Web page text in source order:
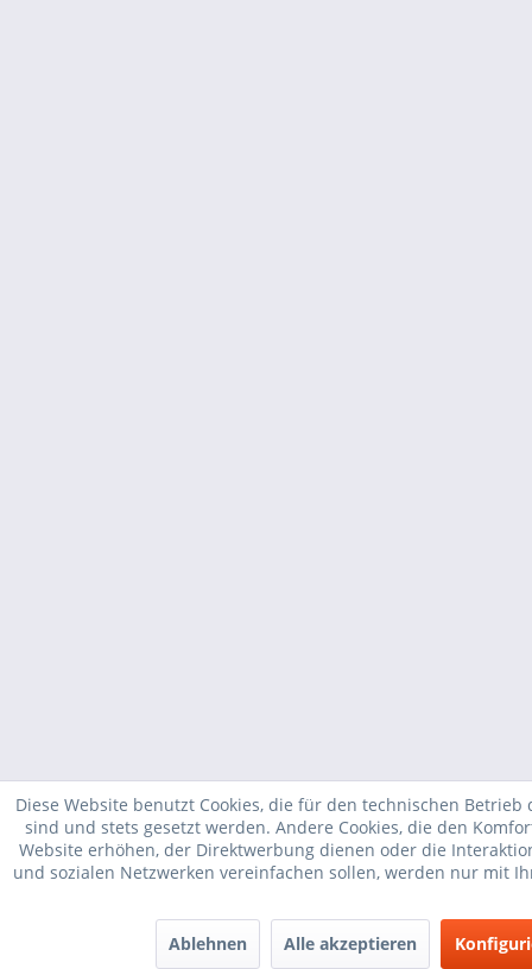
Diese Website benutzt Cookies, die für den technischen
sind und stets gesetzt werden. Andere Cookies, die den
Website erhöhen, der Direktwerbung dienen oder die
und sozialen Netzwerken vereinfachen sollen, werden nur mit
Ablehnen Alle akzeptieren